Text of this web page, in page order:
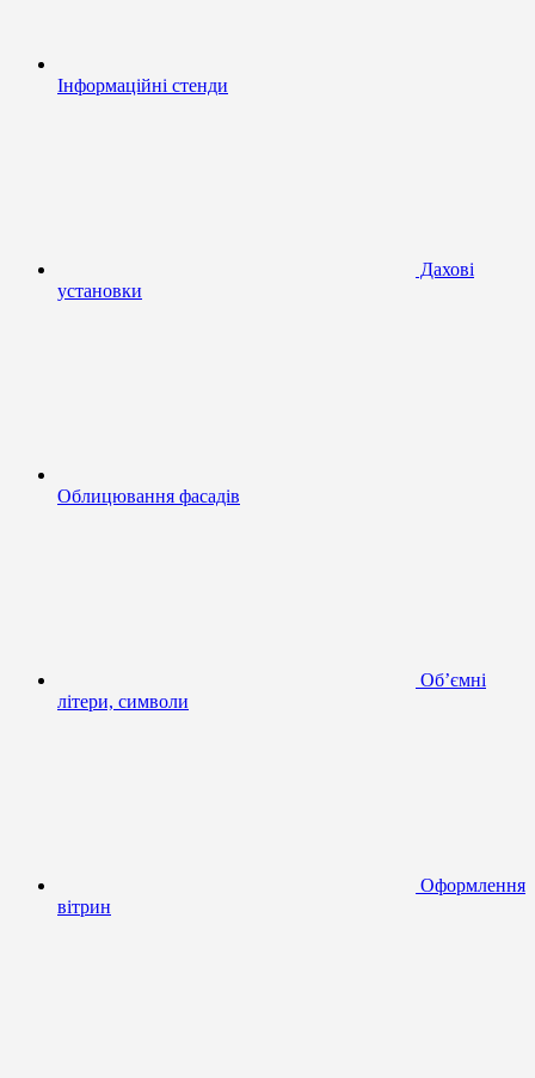
Інформаційні стенди
Дахові
установки
Облицювання фасадів
Об’ємні
літери, символи
Оформлення
вітрин